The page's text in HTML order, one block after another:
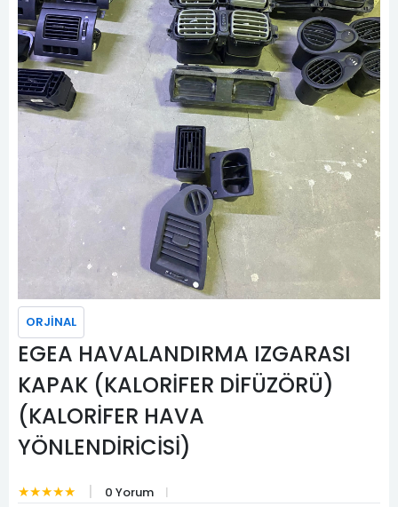
ORJİNAL
EGEA HAVALANDIRMA IZGARASI
KAPAK (KALORİFER DİFÜZÖRÜ)
(KALORİFER HAVA
YÖNLENDİRİCİSİ)
★★★★★ 0 Yorum